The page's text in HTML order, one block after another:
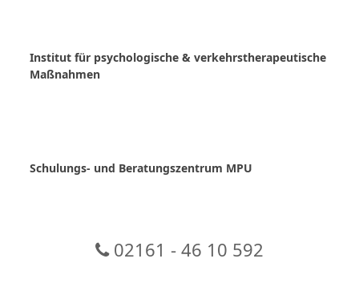
Institut für psychologische & verkehrstherapeutische
Maßnahmen
Schulungs- und Beratungszentrum MPU
02161 - 46 10 592